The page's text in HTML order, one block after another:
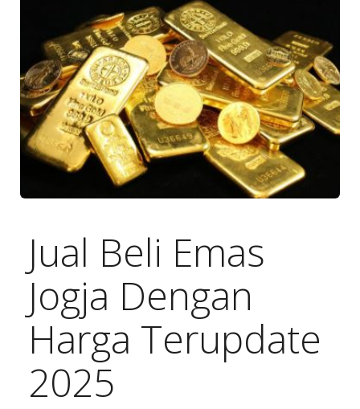
Jual Beli Emas
Jogja Dengan
Harga Terupdate
2025